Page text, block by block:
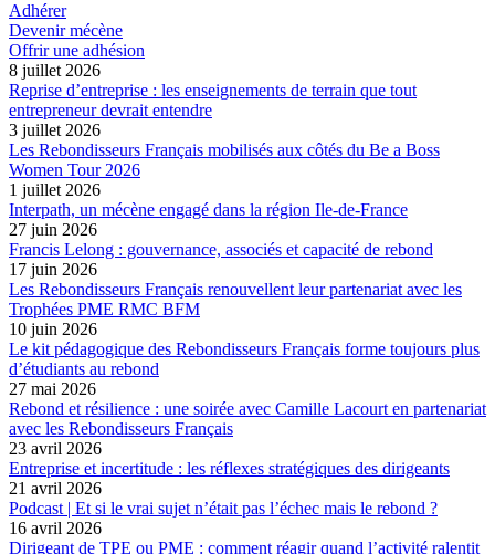
Adhérer
Devenir mécène
Offrir une adhésion
8 juillet 2026
Reprise d’entreprise : les enseignements de terrain que tout
entrepreneur devrait entendre
3 juillet 2026
Les Rebondisseurs Français mobilisés aux côtés du Be a Boss
Women Tour 2026
1 juillet 2026
Interpath, un mécène engagé dans la région Ile-de-France
27 juin 2026
Francis Lelong : gouvernance, associés et capacité de rebond
17 juin 2026
Les Rebondisseurs Français renouvellent leur partenariat avec les
Trophées PME RMC BFM
10 juin 2026
Le kit pédagogique des Rebondisseurs Français forme toujours plus
d’étudiants au rebond
27 mai 2026
Rebond et résilience : une soirée avec Camille Lacourt en partenariat
avec les Rebondisseurs Français
23 avril 2026
Entreprise et incertitude : les réflexes stratégiques des dirigeants
21 avril 2026
Podcast | Et si le vrai sujet n’était pas l’échec mais le rebond ?
16 avril 2026
Dirigeant de TPE ou PME : comment réagir quand l’activité ralentit